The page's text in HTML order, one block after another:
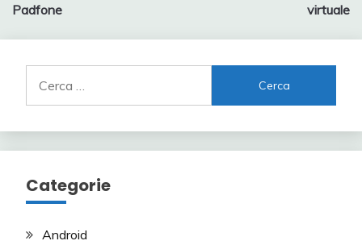
Padfone
virtuale
per:
Categorie
Android